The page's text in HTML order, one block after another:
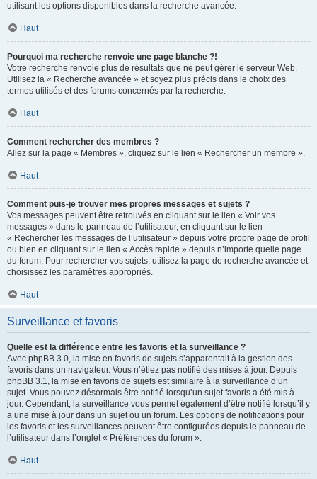
utilisant les options disponibles dans la recherche avancée.
Haut
Pourquoi ma recherche renvoie une page blanche ?!
Votre recherche renvoie plus de résultats que ne peut gérer le serveur Web.
Utilisez la « Recherche avancée » et soyez plus précis dans le choix des
termes utilisés et des forums concernés par la recherche.
Haut
Comment rechercher des membres ?
Allez sur la page « Membres », cliquez sur le lien « Rechercher un membre ».
Haut
Comment puis-je trouver mes propres messages et sujets ?
Vos messages peuvent être retrouvés en cliquant sur le lien « Voir vos
messages » dans le panneau de l’utilisateur, en cliquant sur le lien
« Rechercher les messages de l’utilisateur » depuis votre propre page de profil
ou bien en cliquant sur le lien « Accès rapide » depuis n’importe quelle page
du forum. Pour rechercher vos sujets, utilisez la page de recherche avancée et
choisissez les paramètres appropriés.
Haut
Surveillance et favoris
Quelle est la différence entre les favoris et la surveillance ?
Avec phpBB 3.0, la mise en favoris de sujets s’apparentait à la gestion des
favoris dans un navigateur. Vous n’étiez pas notifié des mises à jour. Depuis
phpBB 3.1, la mise en favoris de sujets est similaire à la surveillance d’un
sujet. Vous pouvez désormais être notifié lorsqu’un sujet favoris a été mis à
jour. Cependant, la surveillance vous permet également d’être notifié lorsqu’il y
a une mise à jour dans un sujet ou un forum. Les options de notifications pour
les favoris et les surveillances peuvent être configurées depuis le panneau de
l’utilisateur dans l’onglet « Préférences du forum ».
Haut